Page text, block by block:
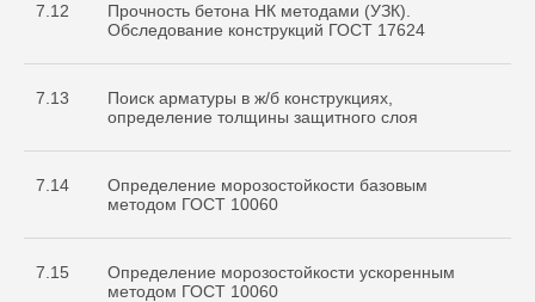
7.12
Прочность бетона НК методами (УЗК).
Обследование конструкций ГОСТ 17624
7.13
Поиск арматуры в ж/б конструкциях,
определение толщины защитного слоя
7.14
Определение морозостойкости базовым
методом ГОСТ 10060
7.15
Определение морозостойкости ускоренным
методом ГОСТ 10060